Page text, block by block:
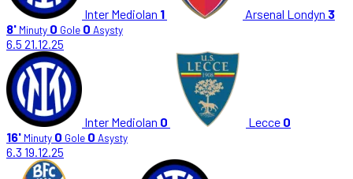
Inter Mediolan 1 Arsenal Londyn 3
8' Minuty 0 Gole 0 Asysty
6.5 21.12.25
Inter Mediolan 0 Lecce 0
16' Minuty 0 Gole 0 Asysty
6.3 19.12.25